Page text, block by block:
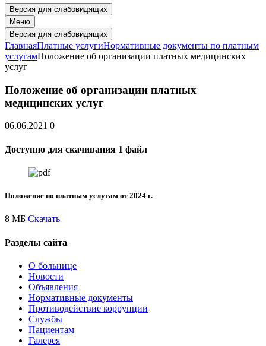
Версия для слабовидящих
Меню
Версия для слабовидящих
ГлавнаяПлатные услугиНормативные документы по платным
услугамПоложение об организации платных медицинских
услуг
Положение об организации платных
медицинских услуг
06.06.2021 0
Доступно для скачивания 1 файл
Положение по платным услугам от 2024 г.
8 МБ Скачать
Разделы сайта
О больнице
Новости
Объявления
Нормативные документы
Противодействие коррупции
Службы
Пациентам
Галерея